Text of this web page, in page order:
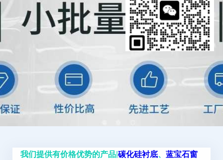
我们提供有价格优势的产品|碳化硅衬底、 蓝宝石窗